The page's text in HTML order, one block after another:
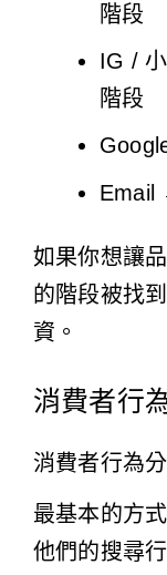
階段
IG /
階段
Email
如果你想讓
的階段被找到
資。
消費者行
消費者行為
最基本的方
他們的搜尋